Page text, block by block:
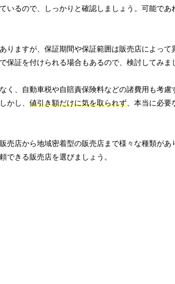
るので、しっかりと確認しましょう。可能であ
りますが、保証期間や保証範囲は販売店によって
保証を付けられる場合もあるので、検討してみま
く、自動車税や自賠責保険料などの諸費用も考
かし、 値引き額だけに気を取られず 、本当に必
売店から地域密着型の販売店まで様々な種類があ
できる販売店を選びましょう。